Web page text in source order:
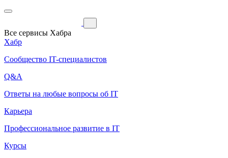
Все сервисы Хабра
Хабр
Сообщество IT-специалистов
Q&A
Ответы на любые вопросы об IT
Карьера
Профессиональное развитие в IT
Курсы